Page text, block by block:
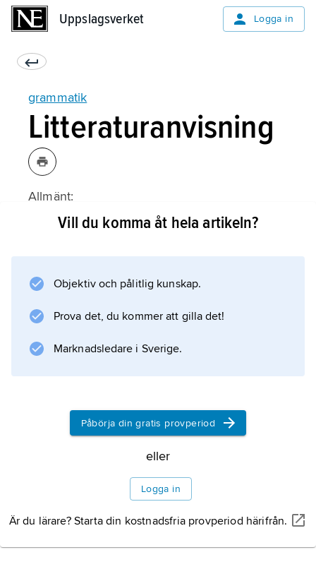
Uppslagsverket Logga in
grammatik
Litteraturanvisning
Allmänt:
Vill du komma åt hela artikeln?
Objektiv och pålitlig kunskap.
Prova det, du kommer att gilla det!
Marknadsledare i Sverige.
Påbörja din gratis provperiod
eller
Logga in
Är du lärare? Starta din kostnadsfria provperiod härifrån.